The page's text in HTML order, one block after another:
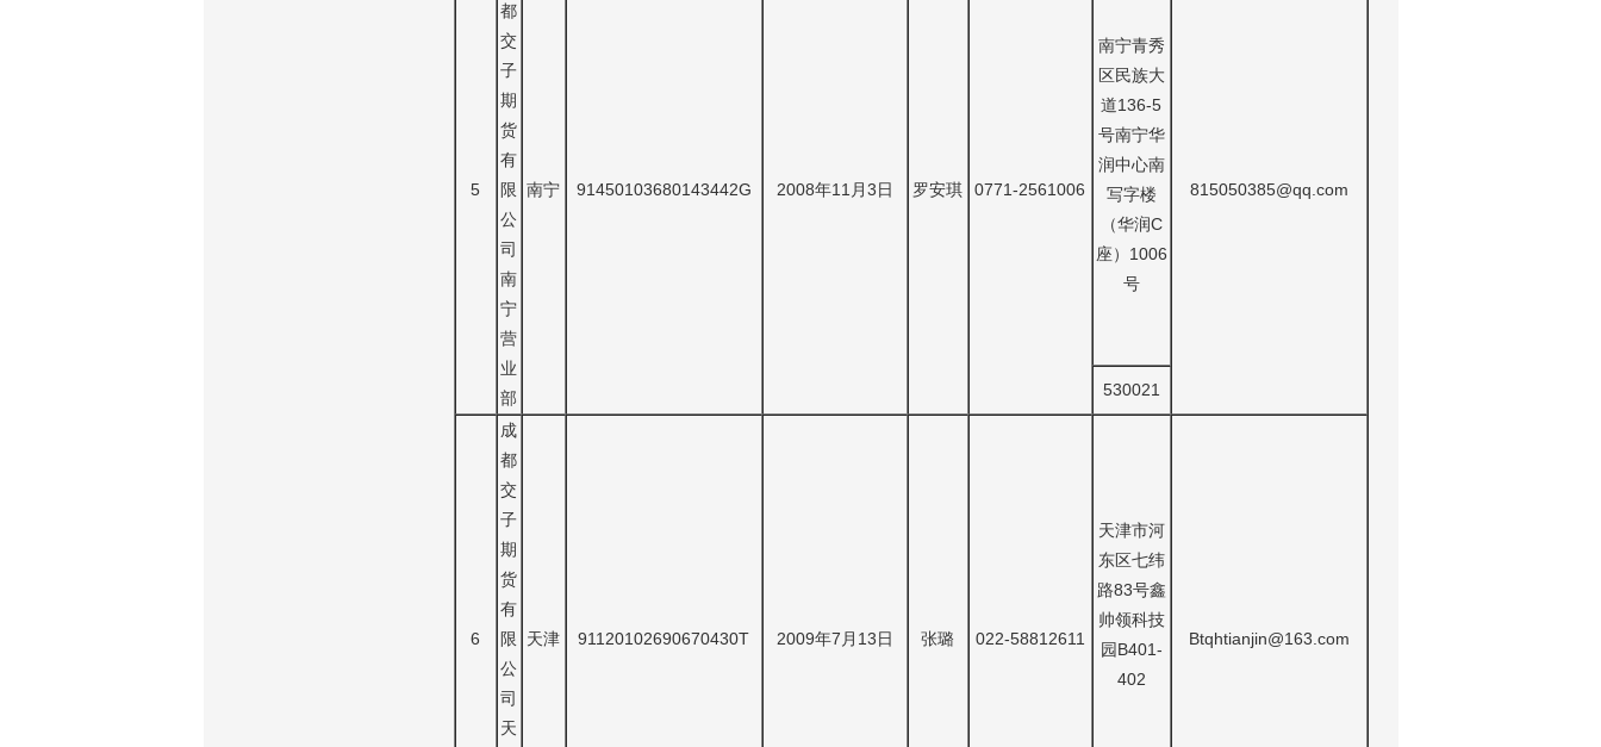
5
都
交
子
期
货
有
限
公
司
南
宁
营
业
部
南宁 91450103680143442G 2008年11月3日 罗安琪 0771-2561006
南宁青秀
区民族大
道136-5
号南宁华
润中心南
写字楼
（华润C
座）1006
号
815050385@qq.com
530021
6
成
都
交
子
期
货
有
限
公
司
天
天津 91120102690670430T 2009年7月13日 张璐 022-58812611
天津市河
东区七纬
路83号鑫
帅领科技
园B401-
402
Btqhtianjin@163.com